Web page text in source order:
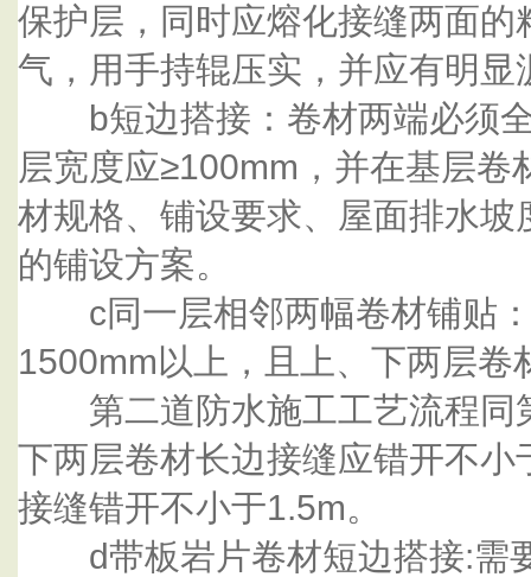
保护层，同时应熔化接缝两面
气，用手持辊压实，并应有明显
b短边搭接：卷材两端必须全
层宽度应≥100mm，并在基层卷
材规格、铺设要求、屋面排水
的铺设方案。
c同一层相邻两幅卷材铺贴：
1500mm以上，且上、下两层卷
第二道防水施工工艺流程同
下两层卷材长边接缝应错开不
接缝错开不小于1.5m。
d带板岩片卷材短边搭接:需